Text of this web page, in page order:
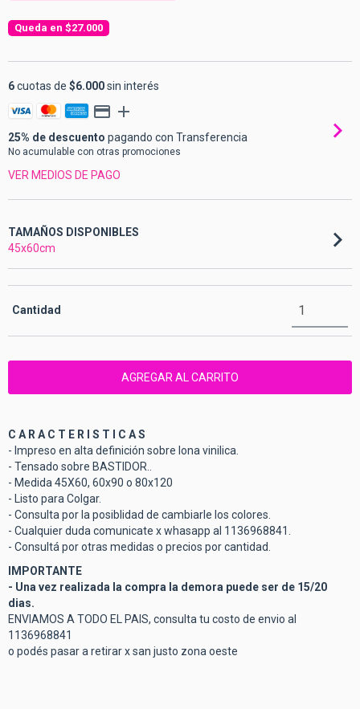
$27.000
6cuotas de $6.000sin interés
25% de descuento pagando con Transferencia
No acumulable con otras promociones
VER MEDIOS DE PAGO
TAMAÑOS DISPONIBLES
45x60cm
Cantidad
C A R A C T E R I S T I C A S
- Impreso en alta definición sobre lona vinilica.
- Tensado sobre BASTIDOR..
- Medida 45X60, 60x90 o 80x120
- Listo para Colgar.
- Consulta por la posiblidad de cambiarle los colores.
- Cualquier duda comunicate x whasapp al 1136968841.
- Consultá por otras medidas o precios por cantidad.
IMPORTANTE
- Una vez realizada la compra la demora puede ser de 15/20
dias.
ENVIAMOS A TODO EL PAIS, consulta tu costo de envio al
1136968841
o podés pasar a retirar x san justo zona oeste